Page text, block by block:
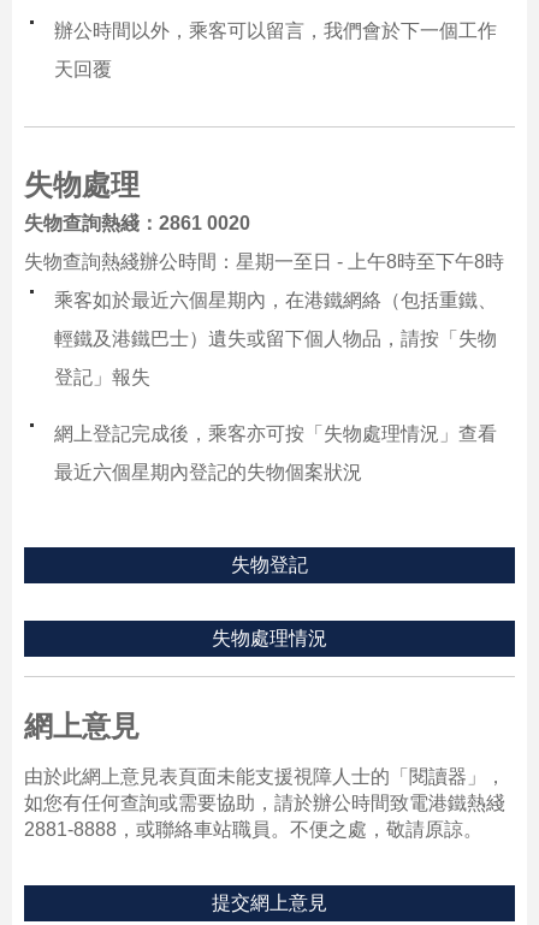
辦公時間以外，乘客可以留言，我們會於下一個工作
天回覆
失物處理
失物查詢熱綫：2861 0020
失物查詢熱綫辦公時間：星期一至日 - 上午8時至下午8時
乘客如於最近六個星期內，在港鐵網絡（包括重鐵、
輕鐵及港鐵巴士）遺失或留下個人物品，請按「失物
登記」報失
網上登記完成後，乘客亦可按「失物處理情況」查看
最近六個星期內登記的失物個案狀況
失物登記
失物處理情況
網上意見
由於此網上意見表頁面未能支援視障人士的「閱讀器」，
如您有任何查詢或需要協助，請於辦公時間致電港鐵熱綫
2881-8888，或聯絡車站職員。不便之處，敬請原諒。
提交網上意見